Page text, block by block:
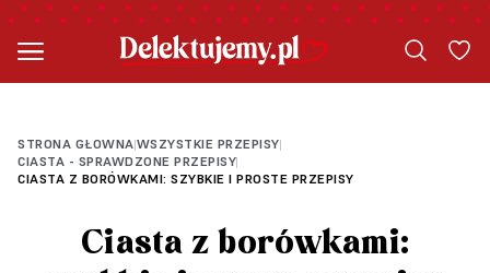
STRONA GŁOWNA|WSZYSTKIE PRZEPISY|
CIASTA - SPRAWDZONE PRZEPISY|
CIASTA Z BORÓWKAMI: SZYBKIE I PROSTE PRZEPISY
Ciasta z borówkami: